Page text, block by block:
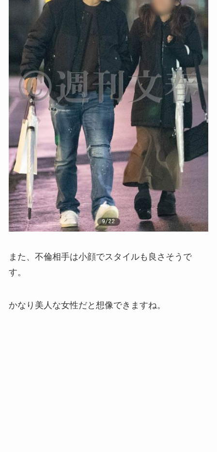
また、不倫相手は小顔でスタイルも良さそうで
す。
かなり美人な女性だと想像できますね。